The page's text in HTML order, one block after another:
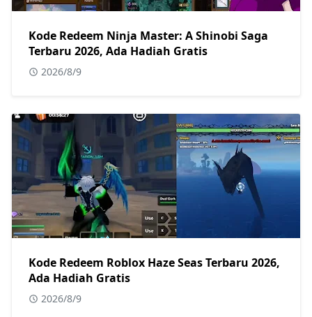
Kode Redeem Ninja Master: A Shinobi Saga
Terbaru 2026, Ada Hadiah Gratis
2026/8/9
Kode Redeem Roblox Haze Seas Terbaru 2026,
Ada Hadiah Gratis
2026/8/9